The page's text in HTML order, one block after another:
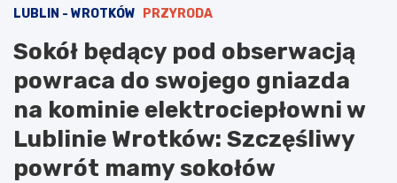
LUBLIN - WROTKÓW PRZYRODA
Sokół będący pod obserwacją
powraca do swojego gniazda
na kominie elektrociepłowni w
Lublinie Wrotków: Szczęśliwy
powrót mamy sokołów